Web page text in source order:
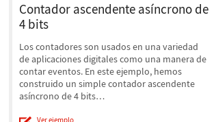
Contador ascendente asíncrono de
4 bits
Los contadores son usados en una variedad
de aplicaciones digitales como una manera de
contar eventos. En este ejemplo, hemos
construido un simple contador ascendente
asíncrono de 4 bits…
Ver ejemplo